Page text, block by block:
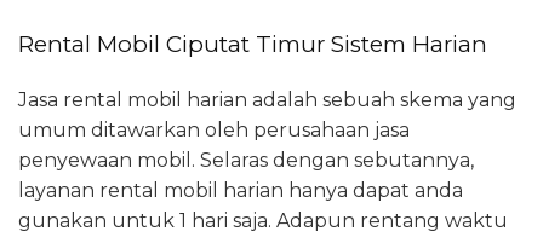
Rental Mobil Ciputat Timur Sistem Harian
Jasa rental mobil harian adalah sebuah skema yang
umum ditawarkan oleh perusahaan jasa
penyewaan mobil. Selaras dengan sebutannya,
layanan rental mobil harian hanya dapat anda
gunakan untuk 1 hari saja. Adapun rentang waktu